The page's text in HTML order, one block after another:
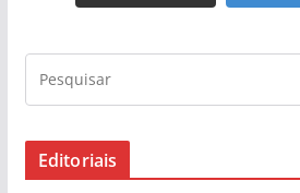
Editoriais